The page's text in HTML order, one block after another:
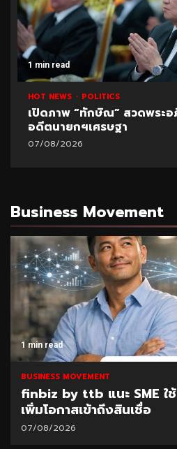
1 min read
HOT NEWS POLITICS
เปิดภาพ “ทักษิณ” สวดพระ
อดีตนายกฯเศรษฐา
07/08/2026
Business Movement
1 min read
BUSINESS MOVEMENT
finbiz by ttb แนะ SME ใ
เพิ่มโอกาสเข้าถึงสินเชื่อ
07/08/2026